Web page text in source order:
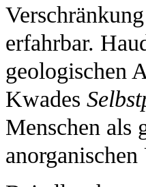
erfahrbar.
geologischen
Kwades
Menschen als